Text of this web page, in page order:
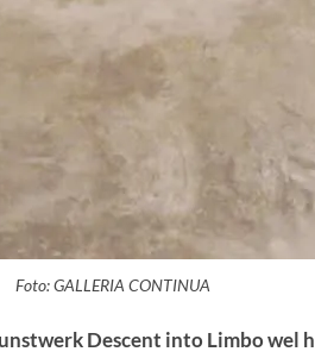
Foto: GALLERIA CONTINUA
Descent into Limbo wel